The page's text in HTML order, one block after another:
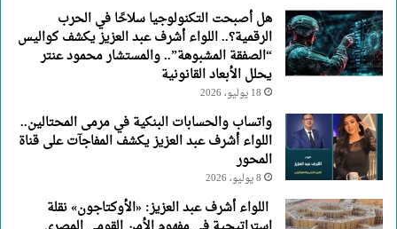
هل أصبحت التكنولوجيا سلاحًا في الحرب
الرقمية؟.. اللواء أشرف عبد العزيز يكشف كواليس
“الصفقة المشبوهة”.. والمستشار محمود عنتر
يحلل الأبعاد القانونية
18 يوليو، 2026
واتساب والحسابات البنكية في مرمى المحتالين..
اللواء أشرف عبد العزيز يكشف المفاجآت على قناة
المحور
8 يوليو، 2026
اللواء أشرف عبد العزيز: «الأوكتاجون» نقلة